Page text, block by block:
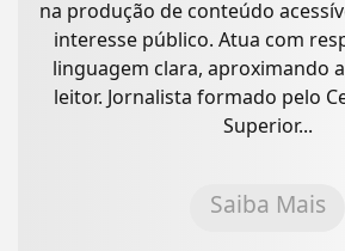
na produção de conteúdo
interesse público. Atua com
linguagem clara, aproximando
leitor. Jornalista formado pelo
Superior...
Saiba Mais